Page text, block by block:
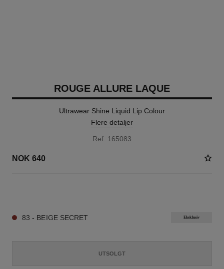
ROUGE ALLURE LAQUE
Ultrawear Shine Liquid Lip Colour
Flere detaljer
Ref. 165083
NOK 640
83 - BEIGE SECRET Eksklusiv
UTSOLGT